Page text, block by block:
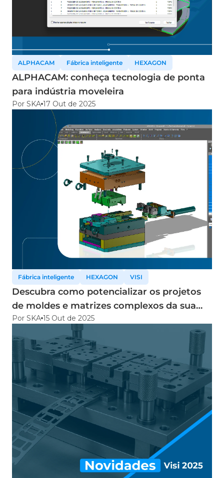
ALPHACAM Fábrica inteligente HEXAGON
ALPHACAM: conheça tecnologia de ponta
para indústria moveleira
Por SKA 17 Out de 2025
Fábrica inteligente HEXAGON VISI
Descubra como potencializar os projetos
de moldes e matrizes complexos da sua
empresa
Por SKA 15 Out de 2025